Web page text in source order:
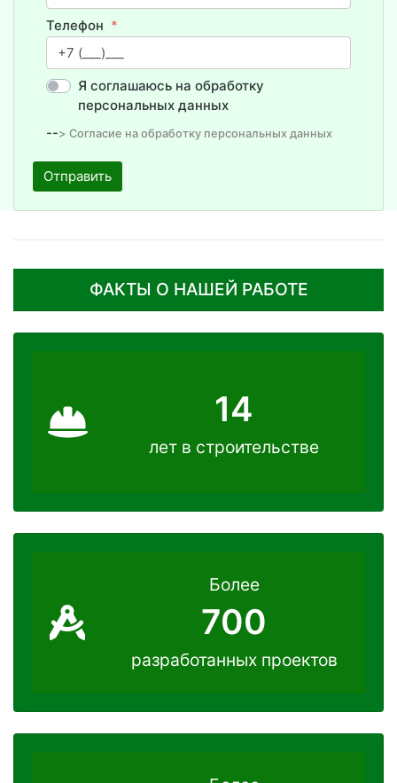
Телефон
Я соглашаюсь на обработку
персональных данных
--> Согласие на обработку персональных данных
Отправить
ФАКТЫ О НАШЕЙ РАБОТЕ
14
лет в строительстве
Более
700
разработанных проектов